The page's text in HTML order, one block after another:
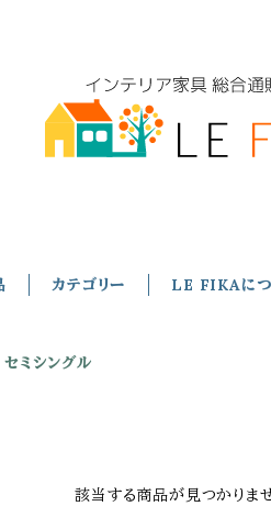
カテゴリー LE FIKAに
セミシングル
該当する商品が見つかりま